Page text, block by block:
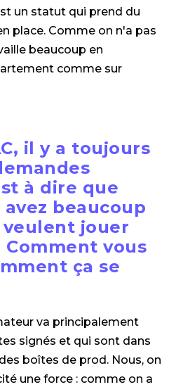
un statut qui prend du
place. Comme on n'a pas
beaucoup en
comme sur
il y a toujours
à dire que
beaucoup
jouer
Comment vous
ça se
va principalement
signés et qui sont dans
boîtes de prod. Nous, on
une force : comme on a